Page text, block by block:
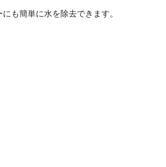
も簡単に水を除去できます。